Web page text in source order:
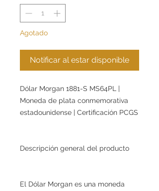
Agotado
Notificar al estar disponible
Dólar Morgan 1881-S MS64PL |
Moneda de plata conmemorativa
estadounidense | Certificación PCGS
Descripción general del producto
El Dólar Morgan es una moneda